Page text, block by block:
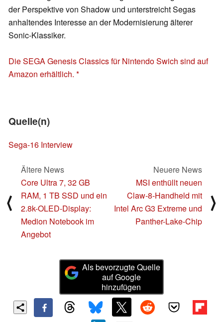
der Perspektive von Shadow und unterstreicht Segas
anhaltendes Interesse an der Modernisierung älterer
Sonic-Klassiker.
Die SEGA Genesis Classics für Nintendo Swich sind auf
Amazon erhältlich.
Quelle(n)
Sega-16 Interview
⟨
Ältere News
Core Ultra 7, 32 GB
RAM, 1 TB SSD und ein
2.8k-OLED-Display:
Medion Notebook im
Angebot
Neuere News
MSI enthüllt neuen
Claw-8-Handheld mit
Intel Arc G3 Extreme und
Panther-Lake-Chip
⟩
Als bevorzugte Quelle
auf Google
hinzufügen